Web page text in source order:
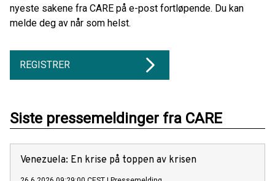
nyeste sakene fra CARE på e-post fortløpende. Du kan
melde deg av når som helst.
REGISTRER
Siste pressemeldinger fra CARE
Venezuela: En krise på toppen av krisen